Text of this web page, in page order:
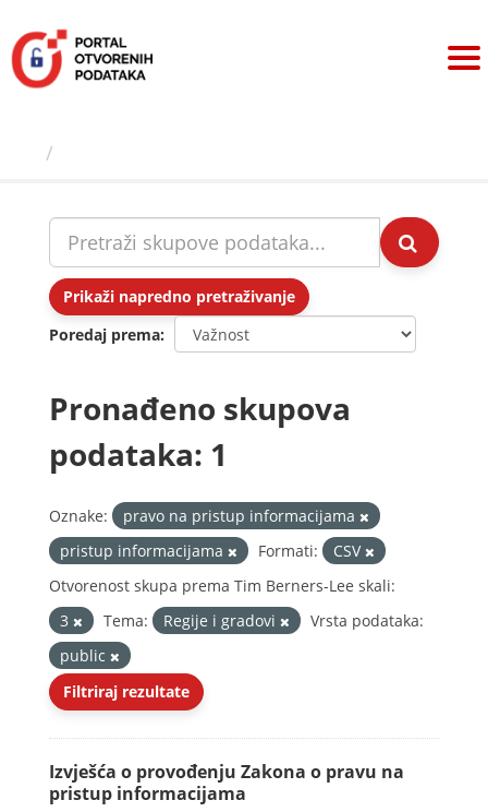
sadržaj
Prikaži napredno pretraživanje
Poredaj prema
Pronađeno skupova
podataka: 1
Oznake:
pravo na pristup informacijama
pristup informacijama
Formati:
CSV
Otvorenost skupa prema Tim Berners-Lee skali:
3
Tema: Regije i gradovi
Vrsta podataka:
public
Filtriraj rezultate
Izvješća o provođenju Zakona o pravu na
pristup informacijama